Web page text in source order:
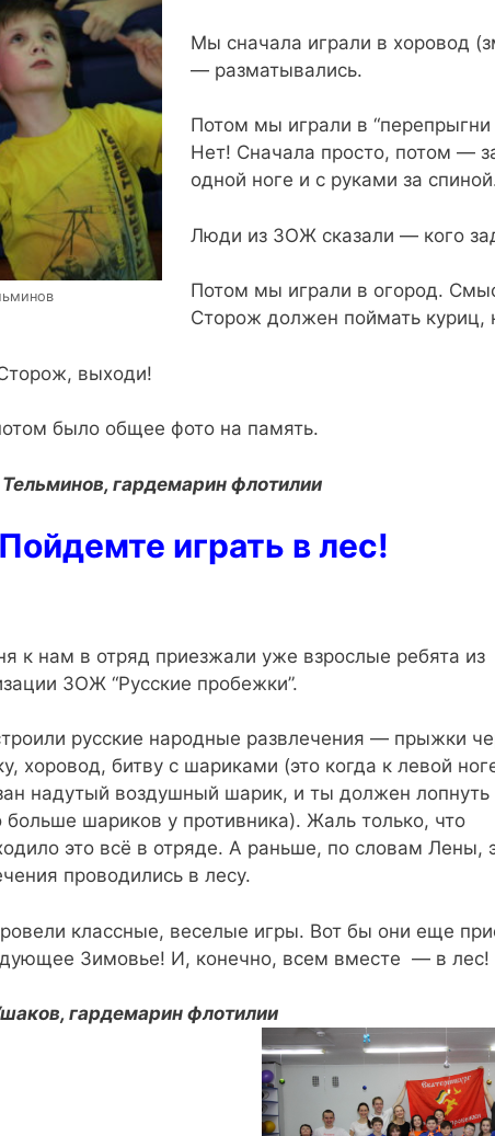
Мы сначала играли в хоровод
— разматывались.
Потом мы играли в “перепрыгни
Нет! Сначала просто, потом —
одной ноге и с руками за
Люди из ЗОЖ сказали — кого
Потом мы играли в огород.
Сторож должен поймать куриц,
выходи!
было общее фото на память.
гардемарин флотилии
Пойдемте играть в лес!
к нам в отряд приезжали уже взрослые ребята из
ЗОЖ “Русские пробежки”.
русские народные развлечения — прыжки
хоровод, битву с шариками (это когда к левой
надутый воздушный шарик, и ты должен лопнуть
шариков у противника). Жаль только, что
это всё в отряде. А раньше, по словам Лены,
проводились в лесу.
классные, веселые игры. Вот бы они еще
Зимовье! И, конечно, всем вместе — в лес!
гардемарин флотилии